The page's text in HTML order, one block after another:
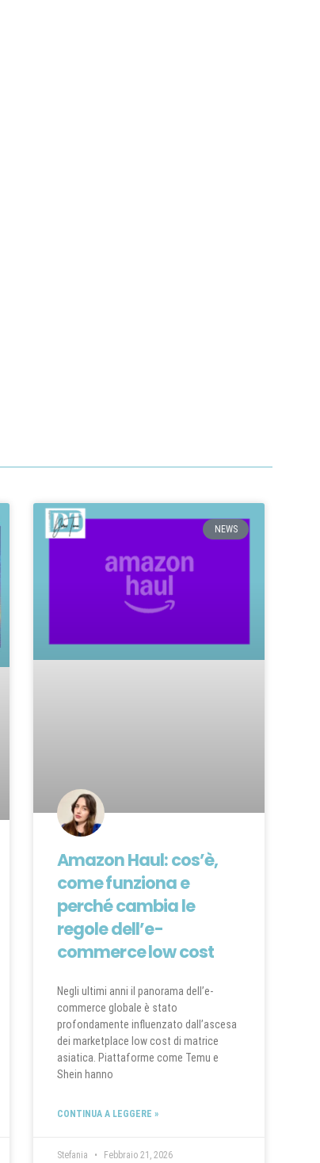
NEWS
Amazon Haul: cos’è,
come funziona e
perché cambia le
regole dell’e-
commerce low cost
Negli ultimi anni il panorama dell’e-
commerce globale è stato
profondamente influenzato dall’ascesa
dei marketplace low cost di matrice
asiatica. Piattaforme come Temu e
Shein hanno
CONTINUA A LEGGERE »
Stefania Febbraio 21, 2026